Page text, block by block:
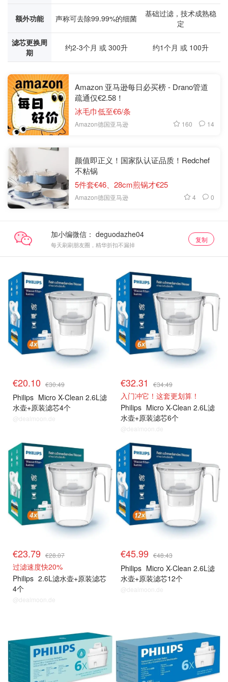
额外功能 声称可去除99.99%的细菌
基础过滤，技术成熟稳
定
滤芯更换周
期
约2-3个月 或 300升 约1个月 或 100升
Amazon 亚马逊每日必买榜 - Drano管道
疏通仅€2.58！
冰毛巾低至€6/条
Amazon德国亚马逊 160 14
颜值即正义！国家队认证品质！Redchef
不粘锅
5件套€46、28cm煎锅才€25
Amazon德国亚马逊 4 0
加小编微信：
每天刷刷朋友圈，精华折扣不漏掉
复制
€20.10 €30.49
Philips Micro X-Clean 2.6L滤
水壶+原装滤芯4个
@dealmoon.de
€32.31 €34.49
入门冲它！这套更划算！
Philips Micro X-Clean 2.6L滤
水壶+原装滤芯6个
@dealmoon.de
€23.79 €28.07
过滤速度快20%
Philips 2.6L滤水壶+原装滤芯
4个
@dealmoon.de
€45.99 €48.43
Philips Micro X-Clean 2.6L滤
水壶+原装滤芯12个
@dealmoon.de